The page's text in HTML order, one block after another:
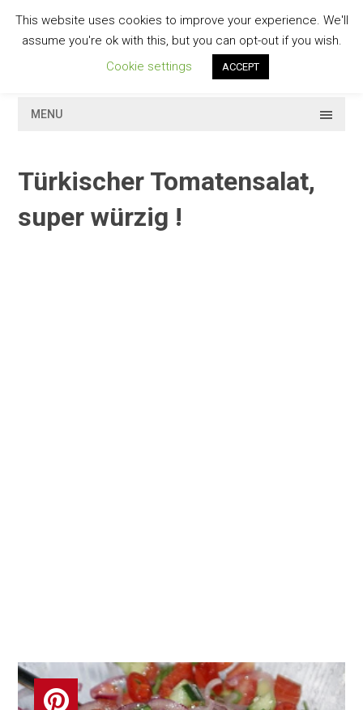
contentGESCHMACKVOLL
MENU
Türkischer Tomatensalat,
super würzig !
This website uses cookies to improve your experience. We'll
assume you're ok with this, but you can opt-out if you wish.
Cookie settings
ACCEPT